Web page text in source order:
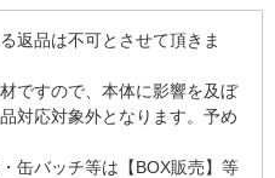
返品は不可とさせて頂きま
ですので、本体に影響を及ぼ
対応対象外となります。予め
缶バッチ等は【BOX販売】等